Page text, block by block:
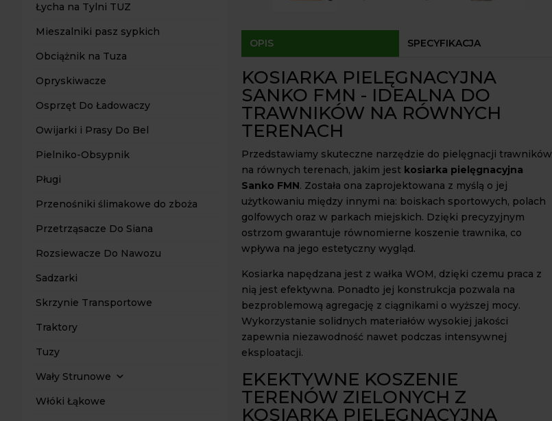
Łycha na Tylni TUZ
Mieszalniki pasz sypkich
Obciążnik na Tuza
Opryskiwacze
Osprzęt Do Ładowaczy
Owijarki i Prasy Do Bel
Pielniko-Obsypnik
Pługi
Przenośniki ślimakowe do zboża
Przetrząsacze Do Siana
Rozsiewacze Do Nawozu
Sadzarki
Skrzynie Transportowe
Traktory
Tuzy
Wały Strunowe
Włóki Łąkowe
OPIS SPECYFIKACJA
KOSIARKA PIELĘGNACYJNA
SANKO FMN - IDEALNA DO
TRAWNIKÓW NA RÓWNYCH
TERENACH
Przedstawiamy skuteczne narzędzie do pielęgnacji trawników
na równych terenach, jakim jest kosiarka pielęgnacyjna
Sanko FMN. Została ona zaprojektowana z myślą o jej
użytkowaniu między innymi na: boiskach sportowych, polach
golfowych oraz w parkach miejskich. Dzięki precyzyjnym
ostrzom gwarantuje równomierne koszenie trawnika, co
wpływa na jego estetyczny wygląd.
Kosiarka napędzana jest z wałka WOM, dzięki czemu praca z
nią jest efektywna. Ponadto jej konstrukcja pozwala na
bezproblemową agregację z ciągnikami o wyższej mocy.
Wykorzystanie solidnych materiałów wysokiej jakości
zapewnia niezawodność nawet podczas intensywnej
eksploatacji.
EKEKTYWNE KOSZENIE
TERENÓW ZIELONYCH Z
KOSIARKĄ PIELĘGNACYJNĄ